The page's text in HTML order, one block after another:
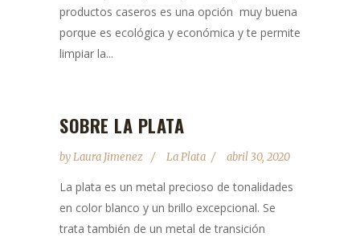
productos caseros es una opción muy buena
porque es ecológica y económica y te permite
limpiar la...
SOBRE LA PLATA
byLaura Jimenez La Plata abril 30, 2020
La plata es un metal precioso de tonalidades
en color blanco y un brillo excepcional. Se
trata también de un metal de transición